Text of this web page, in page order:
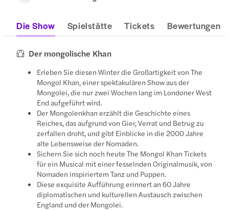
Die Show Spielstätte Tickets Bewertungen
Der mongolische Khan
Erleben Sie diesen Winter die Großartigkeit von The
Mongol Khan, einer spektakulären Show aus der
Mongolei, die nur zwei Wochen lang im Londoner West
End aufgeführt wird.
Der Mongolenkhan erzählt die Geschichte eines
Reiches, das aufgrund von Gier, Verrat und Betrug zu
zerfallen droht, und gibt Einblicke in die 2000 Jahre
alte Lebensweise der Nomaden.
Sichern Sie sich noch heute The Mongol Khan Tickets
für ein Musical mit einer fesselnden Originalmusik, von
Nomaden inspiriertem Tanz und Puppen.
Diese exquisite Aufführung erinnert an 60 Jahre
diplomatischen und kulturellen Austausch zwischen
England und der Mongolei.